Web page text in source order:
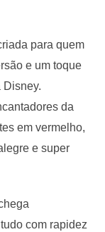
para quem
e um toque
Disney.
da
em vermelho,
e super
com rapidez